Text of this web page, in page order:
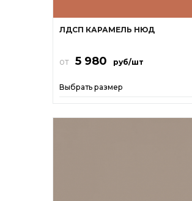
ЛДСП КАРАМЕЛЬ НЮД
от 5 980 руб/шт
Выбрать размер